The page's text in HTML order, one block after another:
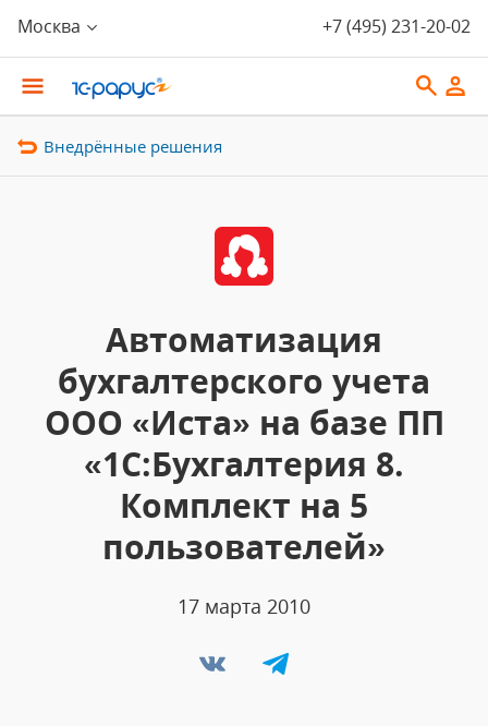
Москва +7 (495) 231-20-02
Внедрённые решения
Автоматизация
бухгалтерского учета
ООО «Иста» на базе ПП
«1С:Бухгалтерия 8.
Комплект на 5
пользователей»
17 марта 2010